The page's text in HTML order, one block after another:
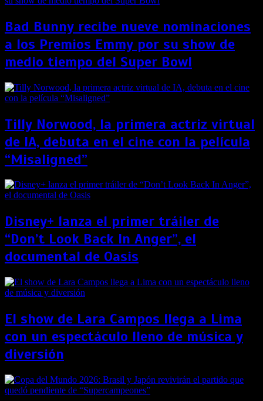
Bad Bunny recibe nueve nominaciones
a los Premios Emmy por su show de
medio tiempo del Super Bowl
Tilly Norwood, la primera actriz virtual
de IA, debuta en el cine con la película
“Misaligned”
Disney+ lanza el primer tráiler de
“Don’t Look Back In Anger”, el
documental de Oasis
El show de Lara Campos llega a Lima
con un espectáculo lleno de música y
diversión